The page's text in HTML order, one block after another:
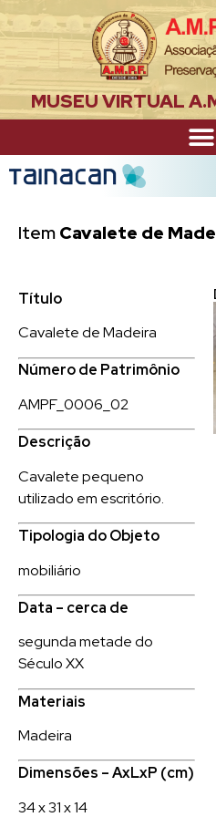
MUSEU VIRTUAL
Item Cavalete de
Título
Cavalete de Madeira
Número de Patrimônio
AMPF_0006_02
Descrição
Cavalete pequeno
utilizado em escritório.
Tipologia do Objeto
mobiliário
Data – cerca de
segunda metade do
Século XX
Materiais
Madeira
Dimensões – AxLxP (cm)
34 x 31 x 14